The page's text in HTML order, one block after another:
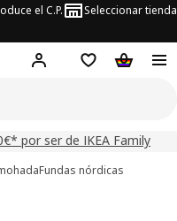
el C.P. Seleccionar tienda
Hej! Iniciar sesión
Lista de deseos
Carrito
por ser de IKEA Family
Fundas nórdicas